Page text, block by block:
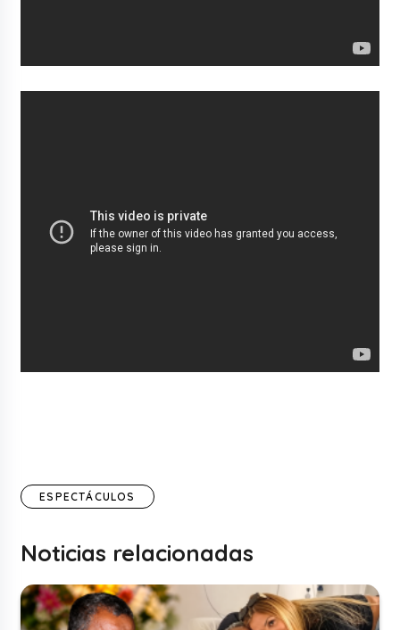
ESPECTÁCULOS
Noticias relacionadas